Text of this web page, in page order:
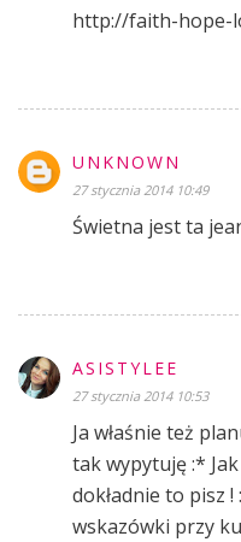
http://faith-hope-
UNKNOWN
27 stycznia 2014 10:49
Świetna jest ta
ASISTYLEE
27 stycznia 2014 10:53
Ja właśnie też
tak wypytuję :*
dokładnie to pisz !
wskazówki przy